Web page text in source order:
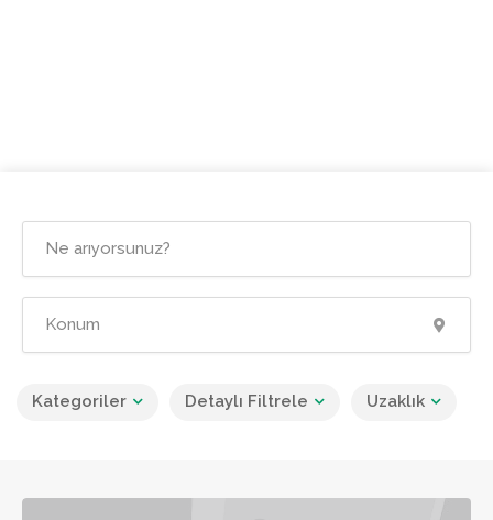
Kategoriler Detaylı Filtrele Uzaklık